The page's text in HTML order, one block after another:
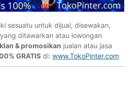
sesuatu untuk dijual, disewakan,
ditawarkan atau lowongan
& promosikan jualan atau jasa
GRATISdi: www.TokoPinter.com